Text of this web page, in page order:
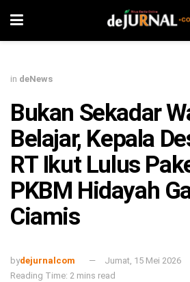
in deNews
Bukan Sekadar
Belajar, Kepala
RT Ikut Lulus
PKBM Hidayah
Ciamis
bydejurnalcom
Jumat, 15 Mei 2026
Reading Time: 2 mins read